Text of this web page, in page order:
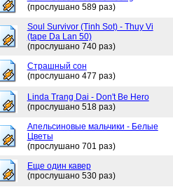
(прослушано 589 раз)
Soul Survivor (Tinh Sot) - Thuy Vi
(tape Da Lan 50)
(прослушано 740 раз)
Страшный сон
(прослушано 477 раз)
Linda Trang Dai - Don't Be Hero
(прослушано 518 раз)
Апельсиновые мальчики - Белые
Цветы
(прослушано 701 раз)
Еще один кавер
(прослушано 530 раз)